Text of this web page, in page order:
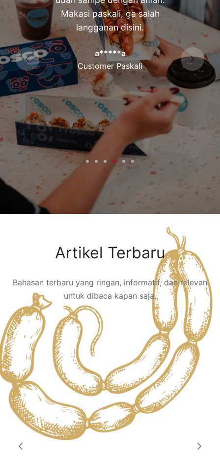
Makasi paskali, ga salah
langganan disini.
a*****a
Customer Paskali
Artikel Terbaru
Bahasan terbaru yang ringan, informatif, dan relevan
untuk dibaca kapan saja.